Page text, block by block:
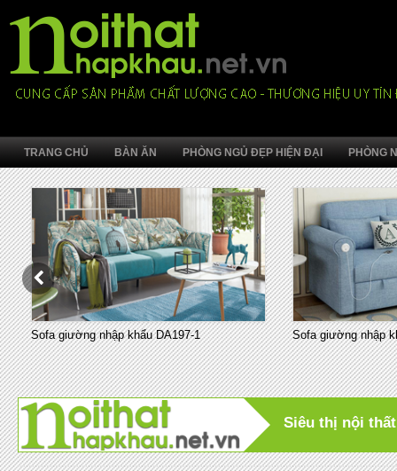
TRANG CHỦ BÀN ĂN PHÒNG NGỦ ĐẸP HIỆN ĐẠI PHÒNG
Sofa giường nhập khẩu DA197-1 Sofa giường nhập
Siêu thị nội